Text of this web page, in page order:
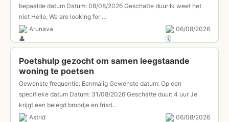
bepaalde datum Datum: 08/08/2026 Geschatte duur:Ik weet het
niet Hello, We are looking for ...
Arunava
06/08/2026
Poetshulp gezocht om samen leegstaande
woning te poetsen
Gewenste frequentie: Eenmalig Gewenste datum: Op een
specifieke datum Datum: 31/08/2026 Geschatte duur: 4 uur Je
krijgt een belegd broodje en frisd...
Astrid
06/08/2026